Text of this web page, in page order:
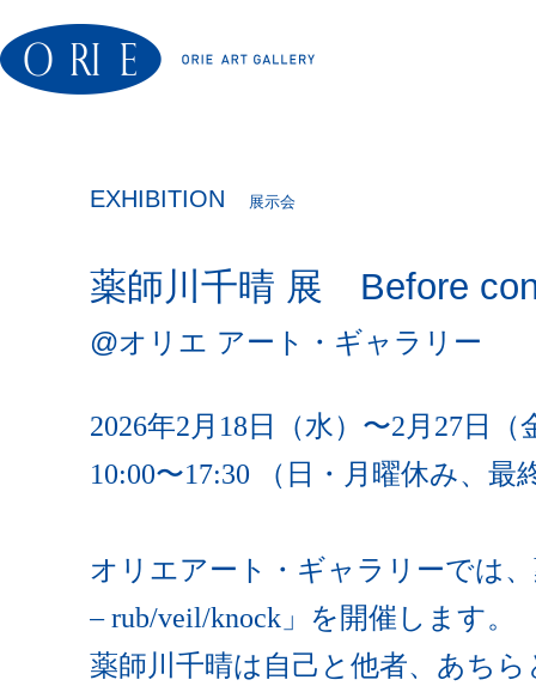
EXHIBITION 展示会
薬師川千晴 展 Before
@オリエ アート・ギャラリー
2026年2月18日（水）〜2月27日（
10:00〜17:30 （日・月曜休み、最
オリエアート・ギャラリーでは
– rub/veil/knock」を開催します。
薬師川千晴は自己と他者、あち